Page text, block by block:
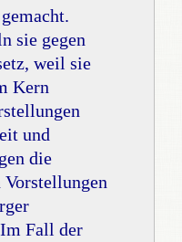
sie gegen
weil sie
Kern
und
die
Fall der